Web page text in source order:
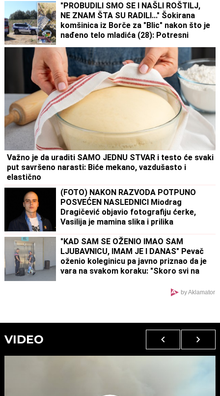
"PROBUDILI SMO SE I NAŠLI ROŠTILJ,
NE ZNAM ŠTA SU RADILI..." Šokirana
komšinica iz Borče za "Blic" nakon što je
nađeno telo mladića (28): Potresni
prizori sa lica mesta (FOTO, VIDEO)
Važno je da uraditi SAMO JEDNU STVAR i testo će svaki
put savršeno narasti: Biće mekano, vazdušasto i
elastično
(FOTO) NAKON RAZVODA POTPUNO
POSVEĆEN NASLEDNICI Miodrag
Dragičević objavio fotografiju ćerke,
Vasilija je mamina slika i prilika
"KAD SAM SE OŽENIO IMAO SAM
LJUBAVNICU, IMAM JE I DANAS" Pevač
oženio koleginicu pa javno priznao da je
vara na svakom koraku: "Skoro svi na
by Aklamator
VIDEO